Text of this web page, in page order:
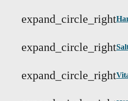
expand_circle_right
expand_circle_right
expand_circle_right